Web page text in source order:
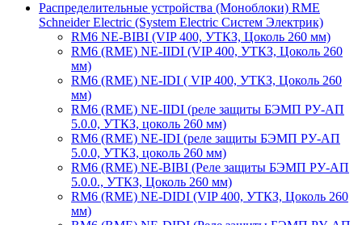
Распределительные устройства (Моноблоки) RME
Schneider Electric (System Electric Систем Электрик)
RM6 NE-BIBI (VIP 400, УТКЗ, Цоколь 260 мм)
RM6 (RME) NE-IIDI (VIP 400, УТКЗ, Цоколь 260
мм)
RM6 (RME) NE-IDI ( VIP 400, УТКЗ, Цоколь 260
мм)
RM6 (RME) NE-IIDI (реле защиты БЭМП РУ-АП
5.0.0, УТКЗ, цоколь 260 мм)
RM6 (RME) NE-IDI (реле защиты БЭМП РУ-АП
5.0.0, УТКЗ, цоколь 260 мм)
RM6 (RME) NE-BIBI (Реле защиты БЭМП РУ-АП
5.0.0., УТКЗ, Цоколь 260 мм)
RM6 (RME) NE-DIDI (VIP 400, УТКЗ, Цоколь 260
мм)